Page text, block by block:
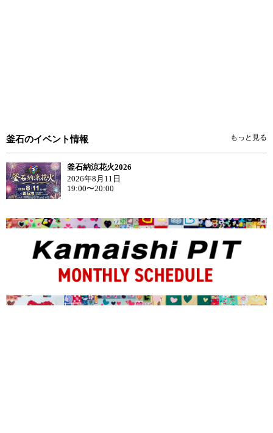
釜石のイベント情報 もっと見る
釜石納涼花火2026
2026年8月11日
19:00〜20:00